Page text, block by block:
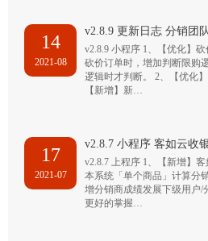
14
2021-08
v2.8.9 更新日志 分销团
v2.8.9 小程序 1、【优化】
砍价订单时，增加判断限购
逻辑时才判断。 2、【优化
【新增】新…
17
2021-07
v2.8.7 小程序 客如云收
v2.8.7 上程序 1、【新增】
本系统「单个商品」计算分
增分销商成绩发展下级用户/
更好的掌握…